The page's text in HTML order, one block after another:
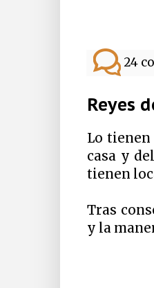
24
Reyes
Lo
casa y
tienen
Tras
y la